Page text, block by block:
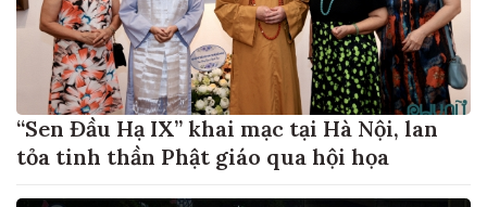
“Sen Đầu Hạ IX” khai mạc tại Hà Nội, lan
tỏa tinh thần Phật giáo qua hội họa